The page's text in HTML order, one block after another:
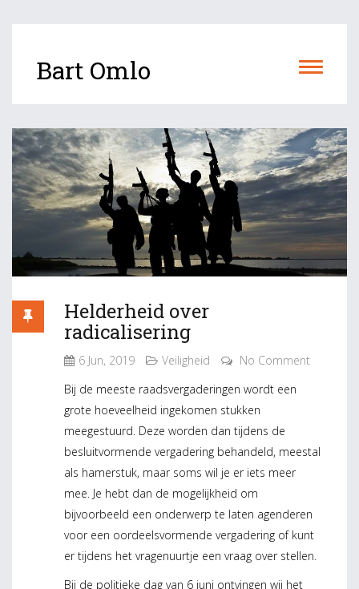
Bart Omlo
Helderheid over
radicalisering
6 Jun, 2019 Veiligheid
No Comment
Bij de meeste raadsvergaderingen wordt een
grote hoeveelheid ingekomen stukken
meegestuurd. Deze worden dan tijdens de
besluitvormende vergadering behandeld, meestal
als hamerstuk, maar soms wil je er iets meer
mee. Je hebt dan de mogelijkheid om
bijvoorbeeld een onderwerp te laten agenderen
voor een oordeelsvormende vergadering of kunt
er tijdens het vragenuurtje een vraag over stellen.
Bij de politieke dag van 6 juni ontvingen wij het